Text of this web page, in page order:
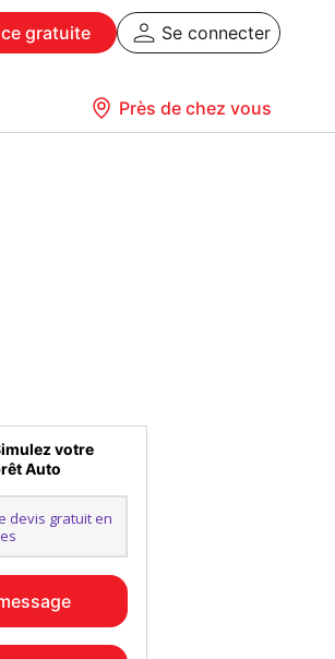
gratuite Se connecter
Près de chez vous
votre
Auto
devis gratuit en